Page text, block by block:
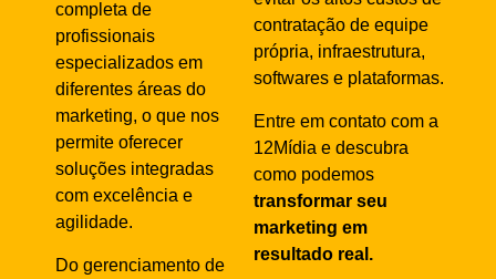
completa de
profissionais
especializados em
diferentes áreas do
marketing, o que nos
permite oferecer
soluções integradas
com excelência e
agilidade.
Do gerenciamento de
contratação de equipe
própria, infraestrutura,
softwares e plataformas.
Entre em contato com a
12Mídia e descubra
como podemos
transformar seu
marketing em
resultado real.